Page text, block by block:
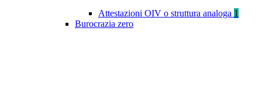
Attestazioni OIV o struttura analoga 1
Burocrazia zero